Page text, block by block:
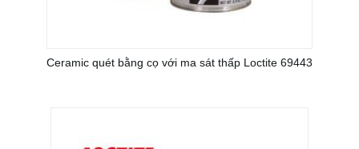
Ceramic quét bằng cọ với ma sát thấp Loctite 69443